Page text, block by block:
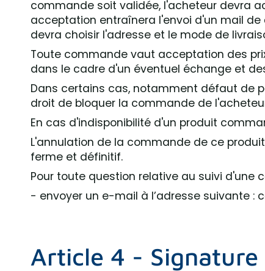
commande soit validée, l'acheteur devra
acceptation entraînera l'envoi d'un mail
devra choisir l'adresse et le mode de
Toute commande vaut acceptation des
dans le cadre d'un éventuel échange et
Dans certains cas, notamment défaut de
droit de bloquer la commande de
En cas d'indisponibilité d'un produit
L'annulation de la commande de ce
ferme et définitif.
Pour toute question relative au suivi d'une
- envoyer un e-mail à l’adresse suivante :
Article 4 -